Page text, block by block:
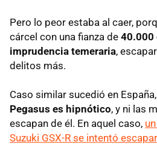
Pero lo peor estaba al caer,
cárcel con una fianza de 40.000
imprudencia temeraria,
delitos más.
Caso similar sucedió en
Pegasus es hipnótico, y ni las
escapan de él. En aquel caso,
Suzuki GSX-R se intentó